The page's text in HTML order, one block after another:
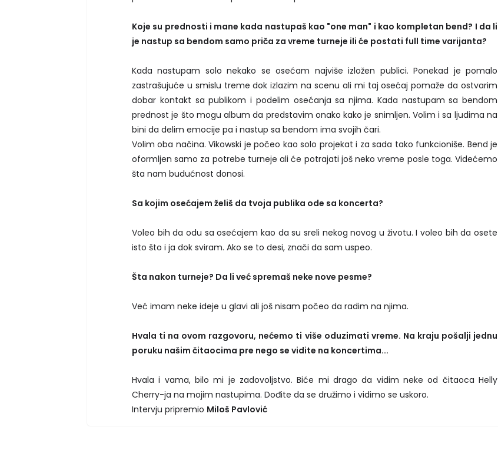
Koje su prednosti i mane kada nastupaš kao "one man" i kao kompletan bend? I da li
je nastup sa bendom samo priča za vreme turneje ili će postati full time varijanta?
Kada nastupam solo nekako se osećam najviše izložen publici. Ponekad je pomalo
zastrašujuće u smislu treme dok izlazim na scenu ali mi taj osećaj pomaže da ostvarim
dobar kontakt sa publikom i podelim osećanja sa njima. Kada nastupam sa bendom
prednost je što mogu album da predstavim onako kako je snimljen. Volim i sa ljudima na
bini da delim emocije pa i nastup sa bendom ima svojih čari.
Volim oba načina. Vikowski je počeo kao solo projekat i za sada tako funkcioniše. Bend je
oformljen samo za potrebe turneje ali će potrajati još neko vreme posle toga. Videćemo
šta nam budućnost donosi.
Sa kojim osećajem želiš da tvoja publika ode sa koncerta?
Voleo bih da odu sa osećajem kao da su sreli nekog novog u životu. I voleo bih da osete
isto što i ja dok sviram. Ako se to desi, znači da sam uspeo.
Šta nakon turneje? Da li već spremaš neke nove pesme?
Već imam neke ideje u glavi ali još nisam počeo da radim na njima.
Hvala ti na ovom razgovoru, nećemo ti više oduzimati vreme. Na kraju pošalji jednu
poruku našim čitaocima pre nego se vidite na koncertima...
Hvala i vama, bilo mi je zadovoljstvo. Biće mi drago da vidim neke od čitaoca Helly
Cherry-ja na mojim nastupima. Dođite da se družimo i vidimo se uskoro.
Intervju pripremio Miloš Pavlović